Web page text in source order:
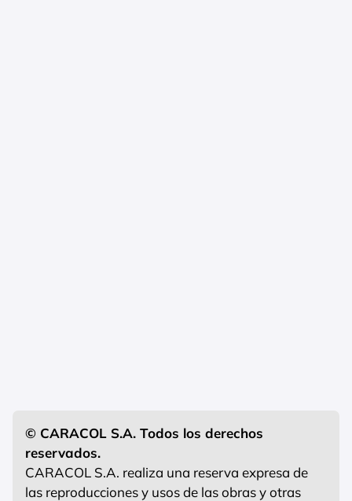
© CARACOL S.A. Todos los derechos
reservados.
CARACOL S.A. realiza una reserva expresa de
las reproducciones y usos de las obras y otras